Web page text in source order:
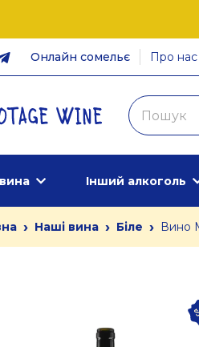
Онлайн сомельє Про нас
Інший алкоголь
› Наші вина › Біле › Вино